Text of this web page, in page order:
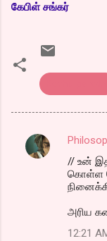
கேபிள் சங்கர்
C
// உன்
கொள்ள
அரிய
12:21